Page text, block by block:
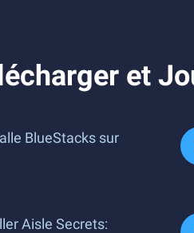
et
BlueStacks sur
Aisle Secrets: